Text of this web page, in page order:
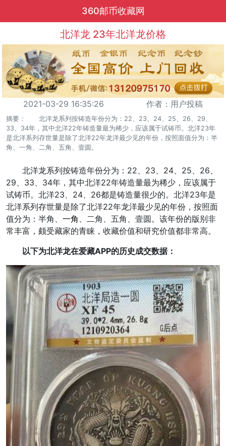
360邮币收藏网
北洋龙 23年北洋龙价格
2021-03-29 16:35:26 作者：用户投稿
摘要： 北洋龙系列按铸造年份分为：22、23、24、25、26、29、
33、34年，其中北洋22年铸造量最为稀少，应该属于试铸币。北洋23年
是北洋系列存世量是除了北洋22年龙洋最少见的年份，按照面值分为：半
角、一角、二角、五角、壹圆。
北洋龙系列按铸造年份分为：22、23、24、25、26、
29、33、34年，其中北洋22年铸造量最为稀少，应该属于
试铸币。北洋23、24、26都是铸造量很少的。北洋23年是
北洋系列存世量是除了北洋22年龙洋最少见的年份，按照面
值分为：半角、 一角 、二角、五角、壹圆。该年份的版别非
常丰富，颇受藏家的青睐，收藏价值和研究价值都非常高。
以下为北洋龙在爱藏APP的历史成交数据：